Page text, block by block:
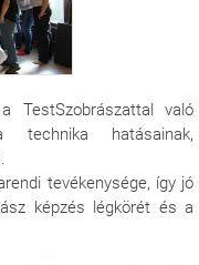
TestSzobrászattal való
hatásainak,
tevékenysége, így jó
képzés légkörét és a